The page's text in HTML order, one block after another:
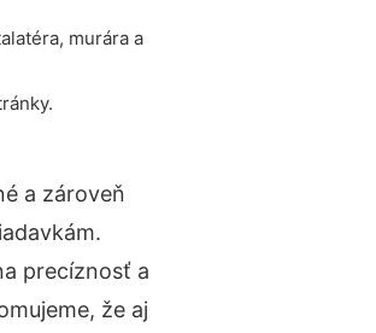
murára a
a zároveň
precíznosť a
že aj